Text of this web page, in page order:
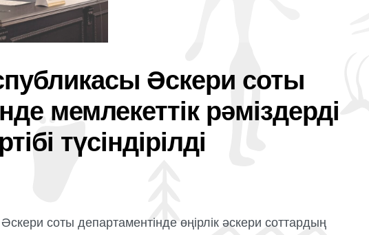
Әскери соты
мемлекеттік рәміздерді
түсіндірілді
соты департаментінде өңірлік әскери соттардың